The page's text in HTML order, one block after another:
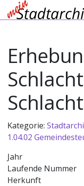
Kategorie:
1.04.02
Jahr
Laufende Nummer
Herkunft